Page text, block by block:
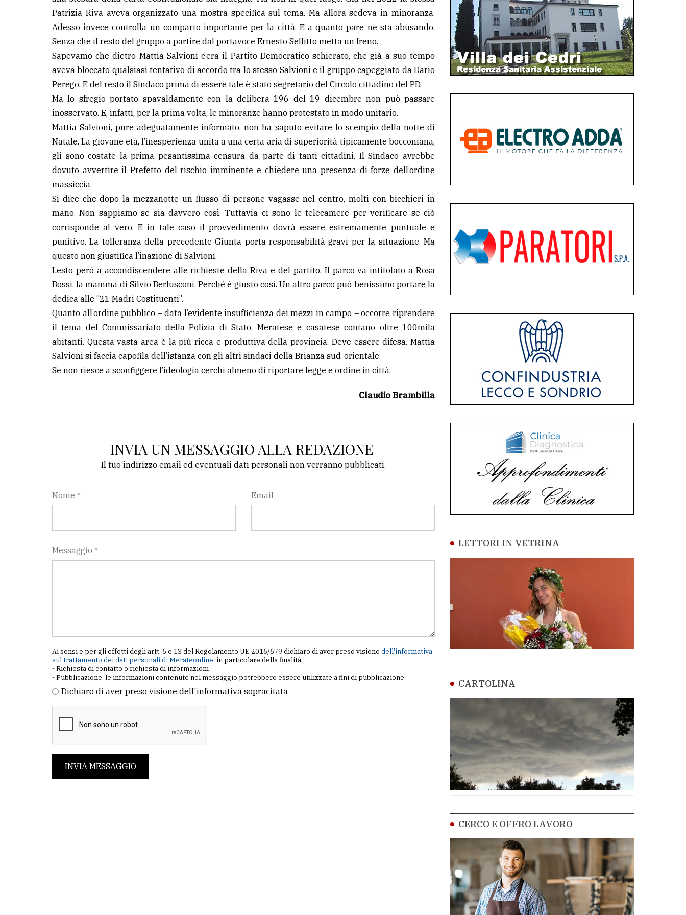
Patrizia Riva aveva organizzato una mostra specifica sul tema. Ma allora sedeva in minoranza.
Adesso invece controlla un comparto importante per la città. E a quanto pare ne sta abusando.
Senza che il resto del gruppo a partire dal portavoce Ernesto Sellitto metta un freno.
Sapevamo che dietro Mattia Salvioni c’era il Partito Democratico schierato, che già a suo tempo
aveva bloccato qualsiasi tentativo di accordo tra lo stesso Salvioni e il gruppo capeggiato da Dario
Perego. E del resto il Sindaco prima di essere tale è stato segretario del Circolo cittadino del PD.
Ma lo sfregio portato spavaldamente con la delibera 196 del 19 dicembre non può passare
inosservato. E, infatti, per la prima volta, le minoranze hanno protestato in modo unitario.
Mattia Salvioni, pure adeguatamente informato, non ha saputo evitare lo scempio della notte di
Natale. La giovane età, l’inesperienza unita a una certa aria di superiorità tipicamente bocconiana,
gli sono costate la prima pesantissima censura da parte di tanti cittadini. Il Sindaco avrebbe
dovuto avvertire il Prefetto del rischio imminente e chiedere una presenza di forze dell’ordine
massiccia.
Si dice che dopo la mezzanotte un flusso di persone vagasse nel centro, molti con bicchieri in
mano. Non sappiamo se sia davvero così. Tuttavia ci sono le telecamere per verificare se ciò
corrisponde al vero. E in tale caso il provvedimento dovrà essere estremamente puntuale e
punitivo. La tolleranza della precedente Giunta porta responsabilità gravi per la situazione. Ma
questo non giustifica l’inazione di Salvioni.
Lesto però a accondiscendere alle richieste della Riva e del partito. Il parco va intitolato a Rosa
Bossi, la mamma di Silvio Berlusconi. Perché è giusto così. Un altro parco può benissimo portare la
dedica alle “21 Madri Costituenti”.
Quanto all’ordine pubblico – data l’evidente insufficienza dei mezzi in campo – occorre riprendere
il tema del Commissariato della Polizia di Stato. Meratese e casatese contano oltre 100mila
abitanti. Questa vasta area è la più ricca e produttiva della provincia. Deve essere difesa. Mattia
Salvioni si faccia capofila dell’istanza con gli altri sindaci della Brianza sud-orientale.
Se non riesce a sconfiggere l’ideologia cerchi almeno di riportare legge e ordine in città.
Claudio Brambilla
INVIA UN MESSAGGIO ALLA REDAZIONE
Il tuo indirizzo email ed eventuali dati personali non verranno pubblicati.
Nome * Email
Messaggio *
Ai sensi e per gli effetti degli artt. 6 e 13 del Regolamento UE 2016/679 dichiaro di aver preso visione dell'informativa
sul trattamento dei dati personali di Merateonline, in particolare della finalità:
- Richiesta di contatto o richiesta di informazioni
- Pubblicazione: le informazioni contenute nel messaggio potrebbero essere utilizzate a fini di pubblicazione
Dichiaro di aver preso visione dell'informativa sopracitata
INVIA MESSAGGIO
LETTORI IN VETRINA
CARTOLINA
CERCO E OFFRO LAVORO